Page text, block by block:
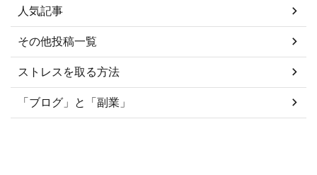
人気記事
その他投稿一覧
ストレスを取る方法
「ブログ」と「副業」